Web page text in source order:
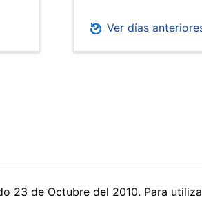
Ver días
23 de Octubre del 2010. Para